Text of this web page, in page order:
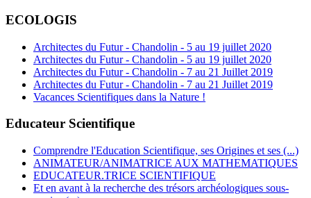
ECOLOGIS
Architectes du Futur - Chandolin - 5 au 19 juillet 2020
Architectes du Futur - Chandolin - 5 au 19 juillet 2020
Architectes du Futur - Chandolin - 7 au 21 Juillet 2019
Architectes du Futur - Chandolin - 7 au 21 Juillet 2019
Vacances Scientifiques dans la Nature !
Educateur Scientifique
Comprendre l'Education Scientifique, ses Origines et ses (...)
ANIMATEUR/ANIMATRICE AUX MATHEMATIQUES
EDUCATEUR.TRICE SCIENTIFIQUE
Et en avant à la recherche des trésors archéologiques sous-